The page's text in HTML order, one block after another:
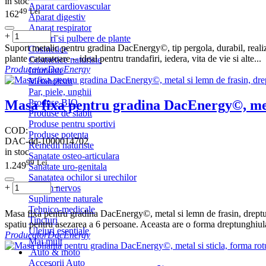
Aparat cardiovascular
Aparat digestiv
Aparat respirator
Ceaiuri si pulbere de plante
Cosmetice
Cosmetice naturiste
Imunitate
Metabolism
Par, piele, unghii
Produse BIO
Produse de slabit
Produse pentru sportivi
Produse potenta
Remedii naturiste
Sanatate osteo-articulara
Sanatate uro-genitala
Sanatatea ochilor si urechilor
Sistem nervos
Suplimente naturale
Tehnico-medicale
Tincturi
Uleiuri esentiale
Mai mult
Auto & moto
Accesorii Auto
16249 Lei
+
−
Suport metalic pentru gradina DacEnergy©, tip pergola, durabil,
plante cataratoare – ideal pentru trandafiri, iedera, vita de vie si alte...
ProducatorDacEnergy
Masa fixa pentru gradina DacEnergy©,
COD:
DAC-dd-1000014702
in stoc
1.24999 Lei
+ −
Masa fixa pentru gradina DacEnergy©, metal si lemn de frasin,
spatiu pentru asezarea a 6 persoane. Aceasta are o forma
ProducatorDacEnergy